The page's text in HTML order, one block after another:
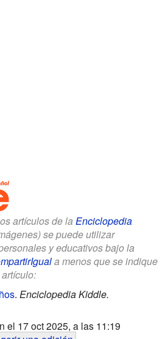
artículos de la Enciclopedia
se puede utilizar
y educativos bajo la
a menos que se indique
. Enciclopedia Kiddle.
el 17 oct 2025, a las 11:19